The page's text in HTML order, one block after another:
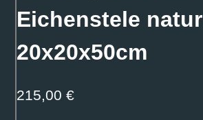
Eichenstele natur
20x20x50cm
215,00 €